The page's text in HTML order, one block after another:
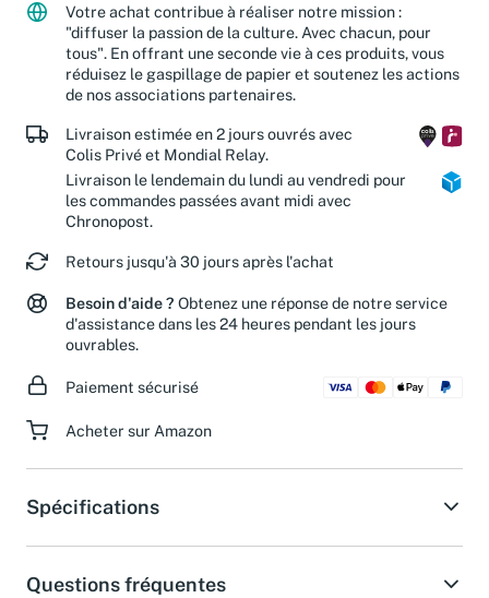
Votre achat contribue à réaliser notre mission :
"diffuser la passion de la culture. Avec chacun, pour
tous". En offrant une seconde vie à ces produits, vous
réduisez le gaspillage de papier et soutenez les actions
de nos associations partenaires.
Livraison estimée en 2 jours ouvrés avec
Colis Privé et Mondial Relay.
Livraison le lendemain du lundi au vendredi pour
les commandes passées avant midi avec
Chronopost.
Retours jusqu'à 30 jours après l'achat
Besoin d'aide ? Obtenez une réponse de notre service
d'assistance dans les 24 heures pendant les jours
ouvrables.
Paiement sécurisé
Acheter sur Amazon
Spécifications
Questions fréquentes